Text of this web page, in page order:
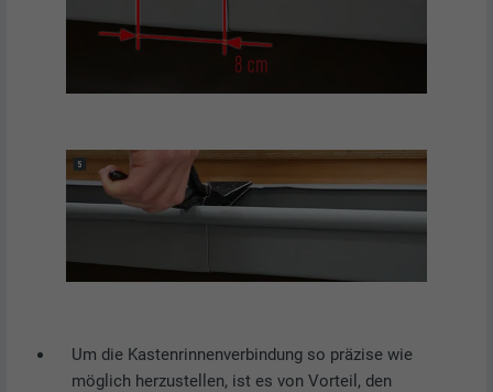
Um die Kastenrinnenverbindung so präzise wie
möglich herzustellen, ist es von Vorteil, den